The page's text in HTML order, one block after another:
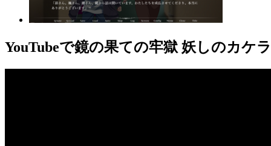
YouTubeで鏡の果ての牢獄 妖しのカケ